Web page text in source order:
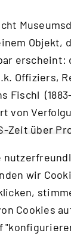
Objekt,
erscheint:
Offiziers,
Fischl
von
Zeit über
eigenen
dieses
ausgewählt?
auf den ersten
wir
Cookies